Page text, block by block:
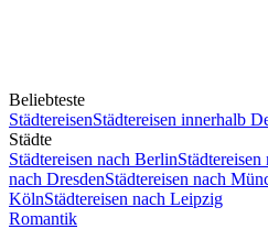
Beliebteste
StädtereisenStädtereisen innerhalb
Städte
Städtereisen nach Berlin
nach DresdenStädtereisen nach
KölnStädtereisen nach Leipzig
Romantik